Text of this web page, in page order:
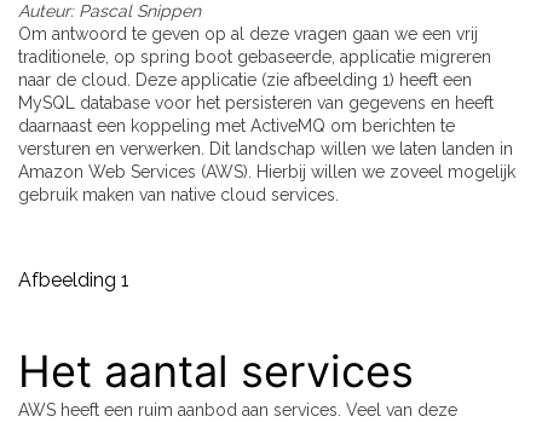
Auteur: Pascal Snippen
Om antwoord te geven op al deze vragen gaan we een vrij
traditionele, op spring boot gebaseerde, applicatie migreren
naar de cloud. Deze applicatie (zie afbeelding 1) heeft een
MySQL database voor het persisteren van gegevens en heeft
daarnaast een koppeling met ActiveMQ om berichten te
versturen en verwerken. Dit landschap willen we laten landen in
Amazon Web Services (AWS). Hierbij willen we zoveel mogelijk
gebruik maken van native cloud services.
Afbeelding 1
Het aantal services
AWS heeft een ruim aanbod aan services. Veel van deze